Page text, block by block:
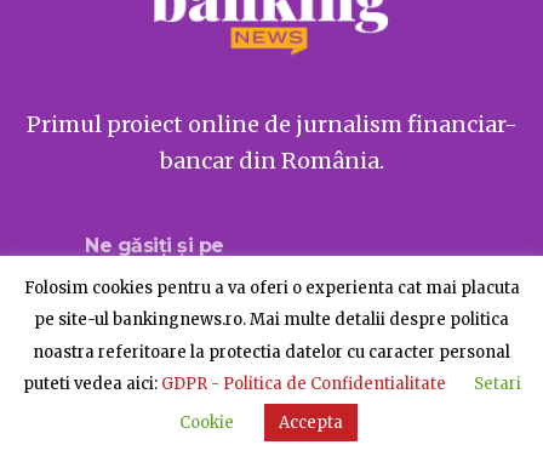
Primul proiect online de jurnalism financiar-
bancar din România.
Ne găsiți și pe
© BankingNews - Toate drepturile rezervate
Despre BankingNews Contact Publicitate
Folosim cookies pentru a va oferi o experienta cat mai placuta
pe site-ul bankingnews.ro. Mai multe detalii despre politica
noastra referitoare la protectia datelor cu caracter personal
puteti vedea aici: GDPR - Politica de Confidentialitate
Setari
Cookie
Accepta